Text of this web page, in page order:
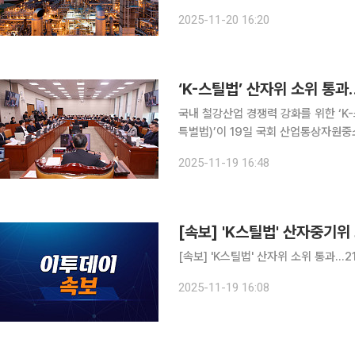
회 본회의를 통과할 전망이다. 산업
2025-11-20 16:20
‘K-스틸법’ 산자위 소위 통
국내 철강산업 경쟁력 강화를 위한
특별법)’이 19일 국회 산업통상자원
2025-11-19 16:48
[속보] 'K스틸법' 산자중기
[속보] 'K스틸법' 산자위 소위 통과
2025-11-19 16:08